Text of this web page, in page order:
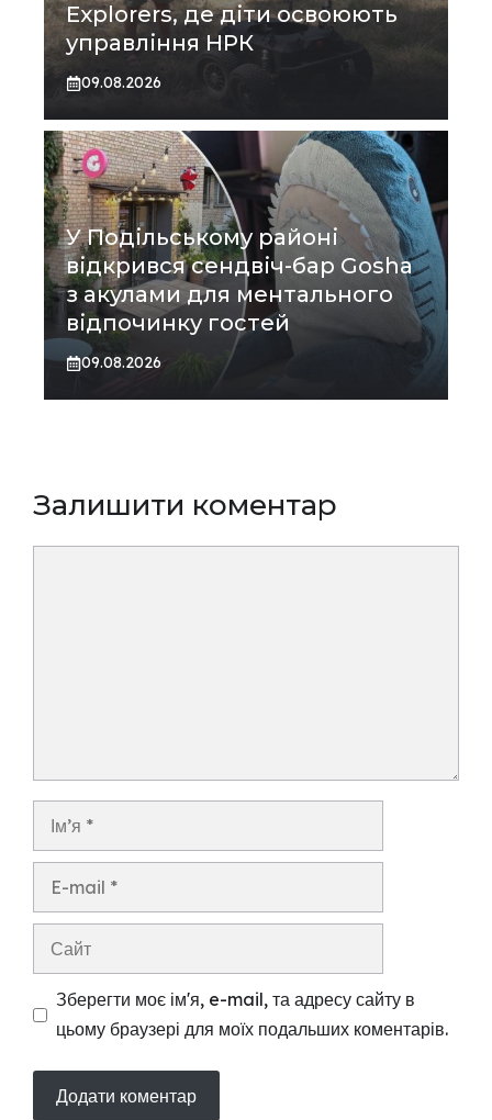
Explorers, де діти освоюють
управління НРК
09.08.2026
У Подільському районі
відкрився сендвіч-бар Gosha
з акулами для ментального
відпочинку гостей
09.08.2026
Залишити коментар
Ім’я
Сайт
Зберегти моє ім'я, e-mail, та адресу сайту в
цьому браузері для моїх подальших коментарів.